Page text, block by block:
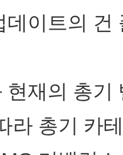
데이트의
현재의 총
라 총기 카